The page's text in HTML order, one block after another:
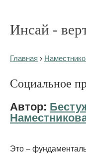
Инсай -
Главная ›
Социальное
Автор:
Это –